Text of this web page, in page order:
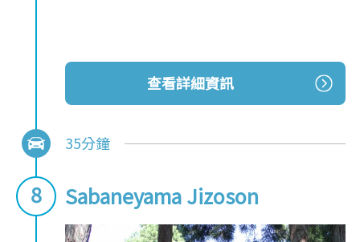
查看詳細資訊
35分鐘
Sabaneyama Jizoson